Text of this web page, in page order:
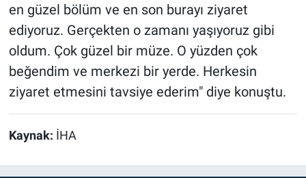
en güzel bölüm ve en son burayı ziyaret
ediyoruz. Gerçekten o zamanı yaşıyoruz gibi
oldum. Çok güzel bir müze. O yüzden çok
beğendim ve merkezi bir yerde. Herkesin
ziyaret etmesini tavsiye ederim" diye konuştu.
Kaynak: İHA